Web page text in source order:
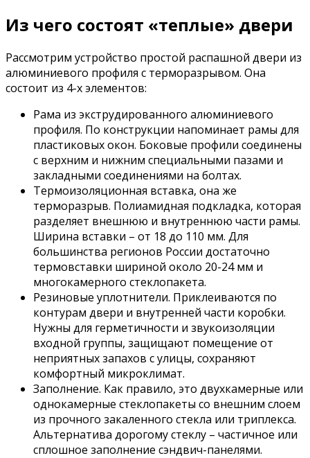
Из чего состоят «теплые» двери
Рассмотрим устройство простой распашной двери из
алюминиевого профиля с терморазрывом. Она
состоит из 4-х элементов:
Рама из экструдированного алюминиевого
профиля. По конструкции напоминает рамы для
пластиковых окон. Боковые профили соединены
с верхним и нижним специальными пазами и
закладными соединениями на болтах.
Термоизоляционная вставка, она же
терморазрыв. Полиамидная подкладка, которая
разделяет внешнюю и внутреннюю части рамы.
Ширина вставки – от 18 до 110 мм. Для
большинства регионов России достаточно
термовставки шириной около 20-24 мм и
многокамерного стеклопакета.
Резиновые уплотнители. Приклеиваются по
контурам двери и внутренней части коробки.
Нужны для герметичности и звукоизоляции
входной группы, защищают помещение от
неприятных запахов с улицы, сохраняют
комфортный микроклимат.
Заполнение. Как правило, это двухкамерные или
однокамерные стеклопакеты со внешним слоем
из прочного закаленного стекла или триплекса.
Альтернатива дорогому стеклу – частичное или
сплошное заполнение сэндвич-панелями.